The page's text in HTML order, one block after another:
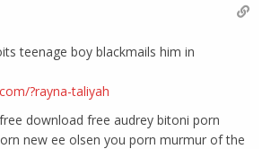
teenage boy blackmails him in
?rayna-taliyah
download free audrey bitoni porn
new ee olsen you porn murmur of the